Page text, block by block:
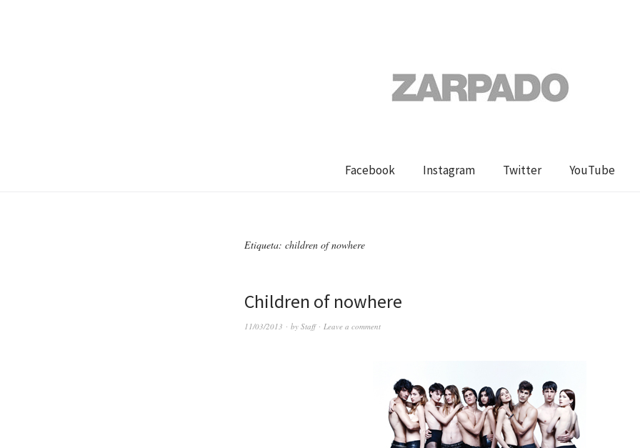
Facebook Instagram Twitter YouTube
Etiqueta: children of nowhere
Children of nowhere
11/03/2013 by Staff Leave a comment